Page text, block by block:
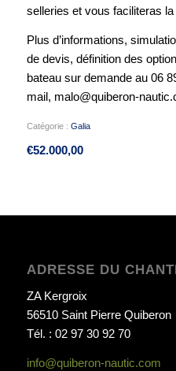
selleries et vous faciliteras
Plus d’informations,
de devis, définition des
bateau sur demande au 06
mail, malo@quiberon-
Catégorie : Galia
€52.000,00
ADRESSE DU
ZA Kergroix
56510 Saint Pierre Quiberon
Tél. : 02 97 30 92 70
info@quiberon-nautic.com